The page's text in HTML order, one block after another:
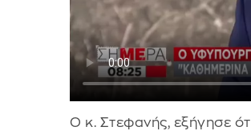
Ο κ. Στεφανής, εξήγησε